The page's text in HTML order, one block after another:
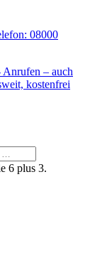
6 plus 3.